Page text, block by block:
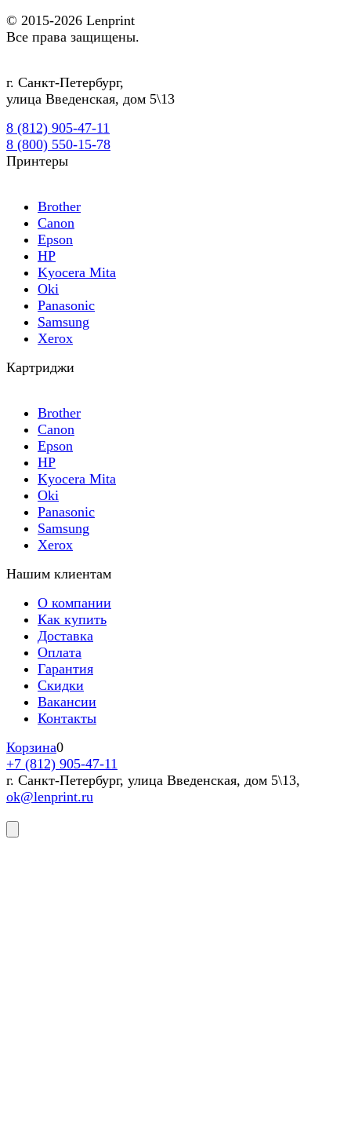
© 2015-2026 Lenprint
Все права защищены.
г. Санкт-Петербург,
улица Введенская, дом 5\13
8 (812) 905-47-11
8 (800) 550-15-78
Принтеры
Brother
Canon
Epson
HP
Kyocera Mita
Oki
Panasonic
Samsung
Xerox
Картриджи
Brother
Canon
Epson
HP
Kyocera Mita
Oki
Panasonic
Samsung
Xerox
Нашим клиентам
О компании
Как купить
Доставка
Оплата
Гарантия
Скидки
Вакансии
Контакты
Корзина0
+7 (812) 905-47-11
г. Санкт-Петербург, улица Введенская, дом 5\13,
ok@lenprint.ru